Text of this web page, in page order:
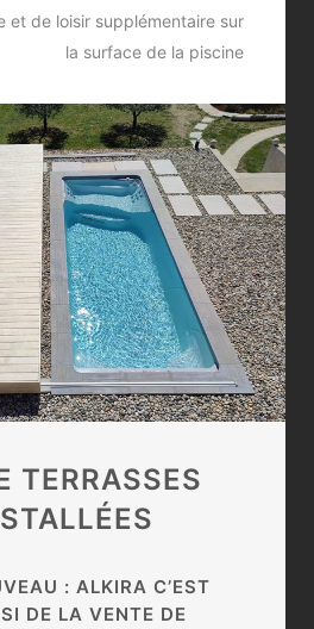
et de loisir supplémentaire sur
la surface de la piscine
TERRASSES
: ALKIRA C’EST
DE LA VENTE DE